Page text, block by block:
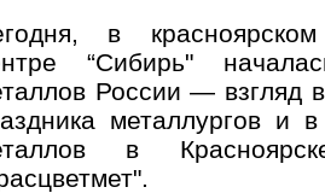
в
“Сибирь"
России — взгляд
металлургов и
в